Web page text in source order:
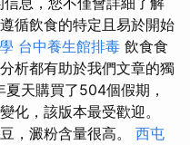
循飲食的特定且易於開始
台中養生館排毒 飲食食
析都有助於我們文章的獨
天購買了504個假期，
化，該版本最受歡迎。
，澱粉含量很高。 西屯